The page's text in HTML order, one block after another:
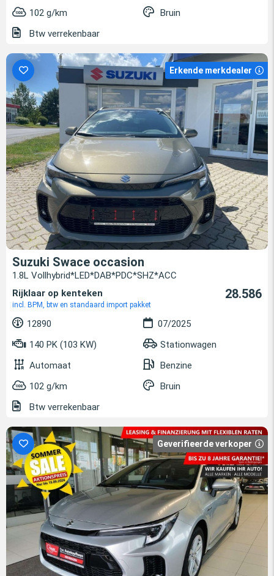
102 g/km
Bruin
Btw verrekenbaar
Erkende merkdealer
Suzuki Swace occasion
1.8L Vollhybrid*LED*DAB*PDC*SHZ*ACC
Rijklaar op kenteken
incl. BPM, btw en standaard import pakket
28.586
12890
07/2025
140 PK (103 KW)
Stationwagen
Automaat
Benzine
102 g/km
Bruin
Btw verrekenbaar
Geverifieerde verkoper